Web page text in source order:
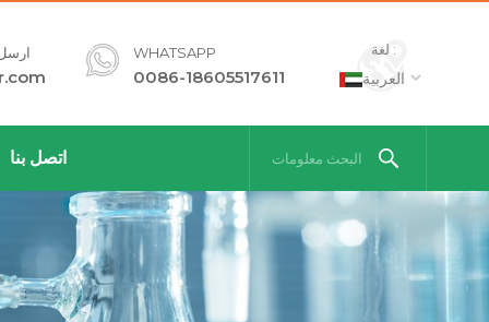
لغة :
العربية
ارسل WHATSAPP
0086-18605517611
اتصل بنا البحث معلومات